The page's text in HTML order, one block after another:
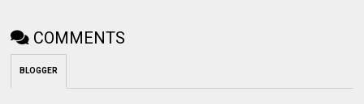
COMMENTS
BLOGGER